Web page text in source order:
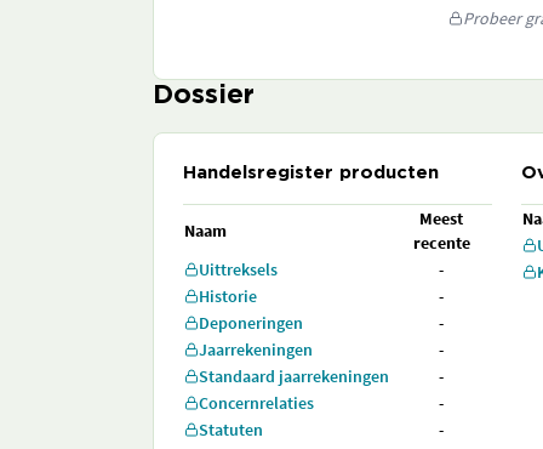
Probeer
Dossier
Handelsregister producten
Naam
Meest
recente
Uittreksels
-
Historie
-
Deponeringen
-
Jaarrekeningen
-
Standaard jaarrekeningen
-
Concernrelaties
-
Statuten
-